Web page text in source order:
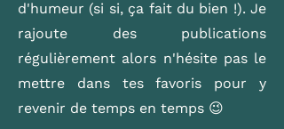
d'humeur (si si, ça fait du bien !). Je
rajoute des publications
régulièrement alors n'hésite pas le
mettre dans tes favoris pour y
revenir de temps en temps 😉